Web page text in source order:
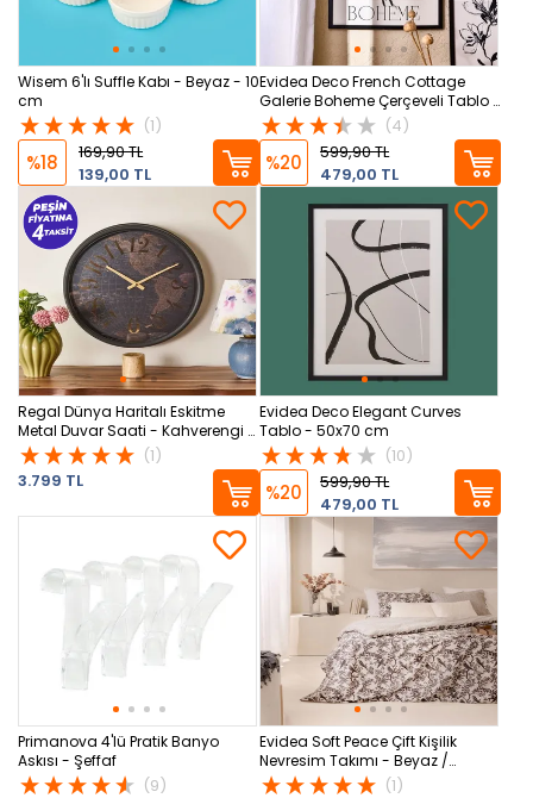
Wisem 6'lı Suffle Kabı - Beyaz - 10
cm
(1)
%18
169,90 TL
139,00 TL
Evidea Deco French Cottage
Galerie Boheme Çerçeveli Tablo -
Siyah - 50x70 cm(4)
%20
599,90 TL
479,00 TL
Regal Dünya Haritalı Eskitme
Metal Duvar Saati - Kahverengi -
51 cm
(1)
3.799 TL
Evidea Deco Elegant Curves
Tablo - 50x70 cm
(10)
%20
599,90 TL
479,00 TL
Primanova 4'lü Pratik Banyo
Askısı - Şeffaf
(9)
Evidea Soft Peace Çift Kişilik
Nevresim Takımı - Beyaz /
Antrasit
(1)